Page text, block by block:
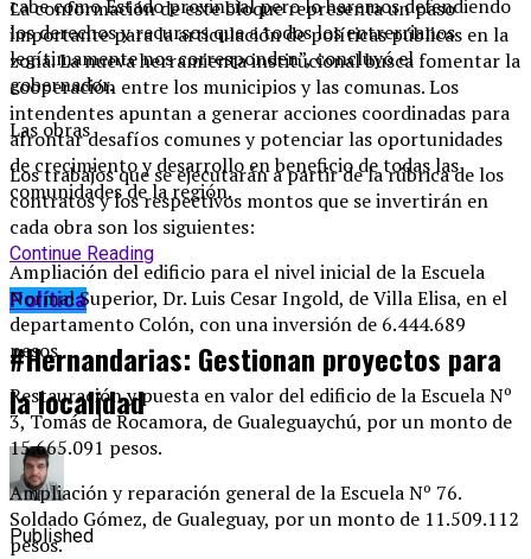
cabe como Estado provincial pero lo haremos defendiendo
los derechos y recursos que a todos los entrerrianos
legítimamente nos corresponden”, concluyó el
gobernador.
Las obras
Los trabajos que se ejecutarán a partir de la rúbrica de los
contratos y los respectivos montos que se invertirán en
cada obra son los siguientes:
Ampliación del edificio para el nivel inicial de la Escuela
Normal Superior, Dr. Luis Cesar Ingold, de Villa Elisa, en el
departamento Colón, con una inversión de 6.444.689
pesos.
Restauración y puesta en valor del edificio de la Escuela Nº
3, Tomás de Rocamora, de Gualeguaychú, por un monto de
15.665.091 pesos.
Ampliación y reparación general de la Escuela Nº 76.
Soldado Gómez, de Gualeguay, por un monto de 11.509.112
pesos.
La conformación de este bloque representa un paso
importante para la articulación de políticas públicas en la
zona. La nueva herramienta institucional busca fomentar la
cooperación entre los municipios y las comunas. Los
intendentes apuntan a generar acciones coordinadas para
afrontar desafíos comunes y potenciar las oportunidades
de crecimiento y desarrollo en beneficio de todas las
comunidades de la región.
Continue Reading
Política
#Hernandarias: Gestionan proyectos para
la localidad
Published